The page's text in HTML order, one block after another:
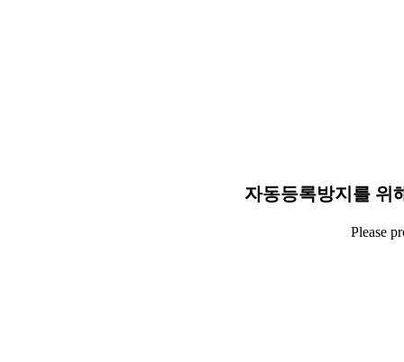
자동등록방지를 위
Please